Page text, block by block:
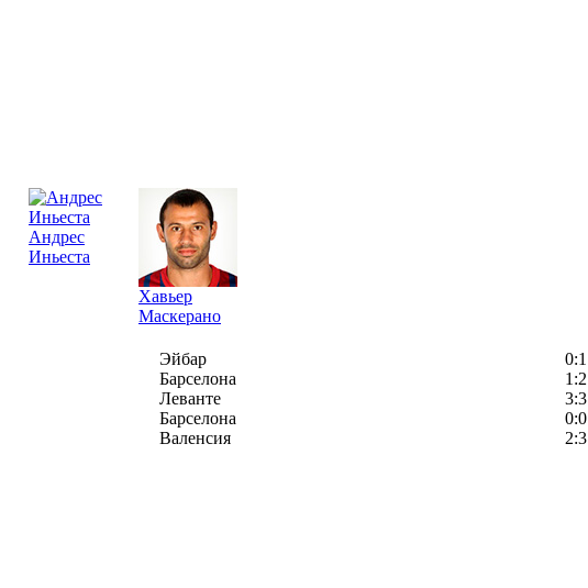
Андрес
Иньеста
Хавьер
Маскерано
Эйбар 0:1
Барселона 1:2
Леванте 3:3
Барселона 0:0
Валенсия 2:3